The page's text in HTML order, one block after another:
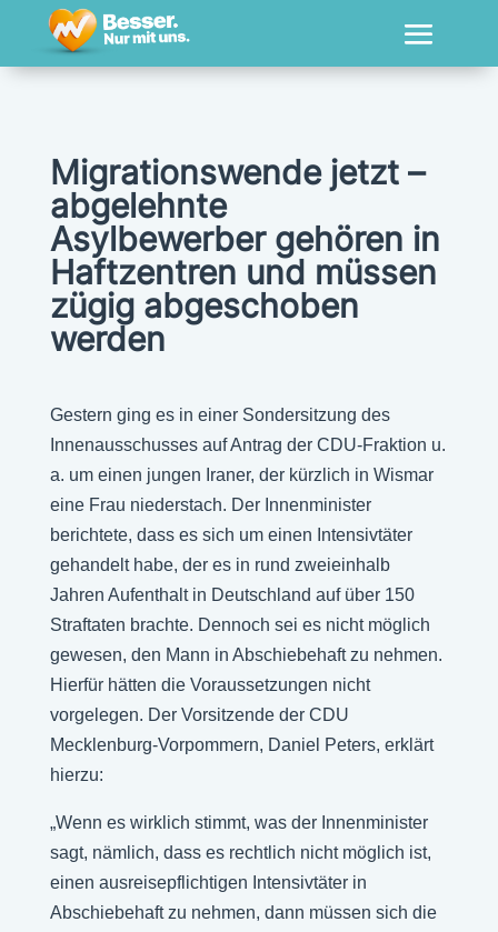
Migrationswende jetzt –
abgelehnte
Asylbewerber gehören in
Haftzentren und müssen
zügig abgeschoben
werden
Gestern ging es in einer Sondersitzung des
Innenausschusses auf Antrag der CDU-Fraktion u.
a. um einen jungen Iraner, der kürzlich in Wismar
eine Frau niederstach. Der Innenminister
berichtete, dass es sich um einen Intensivtäter
gehandelt habe, der es in rund zweieinhalb
Jahren Aufenthalt in Deutschland auf über 150
Straftaten brachte. Dennoch sei es nicht möglich
gewesen, den Mann in Abschiebehaft zu nehmen.
Hierfür hätten die Voraussetzungen nicht
vorgelegen. Der Vorsitzende der CDU
Mecklenburg-Vorpommern, Daniel Peters, erklärt
hierzu:
„Wenn es wirklich stimmt, was der Innenminister
sagt, nämlich, dass es rechtlich nicht möglich ist,
einen ausreisepflichtigen Intensivtäter in
Abschiebehaft zu nehmen, dann müssen sich die